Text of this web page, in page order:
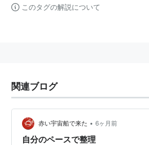
このタグの解説について
関連ブログ
赤い宇宙船で来た • 6ヶ月前
自分のペースで整理